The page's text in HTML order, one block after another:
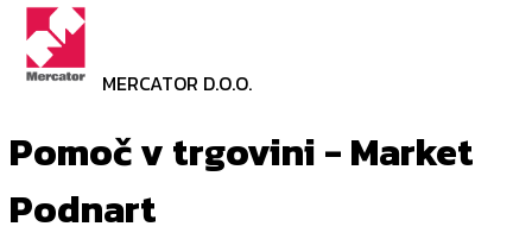
MERCATOR D.O.O.
Pomoč v trgovini - Market
Podnart